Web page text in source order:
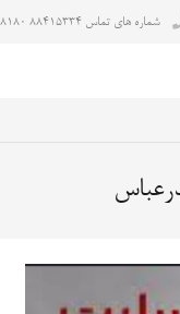
شماره های تماس ۸۸۴۱۵۳۳۴ ۸۸۴۳۸۱۸۰